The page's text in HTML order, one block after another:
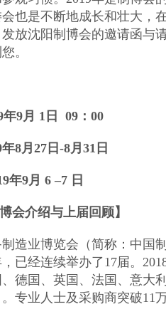
也是不断地成长和壮大，
放沈阳制博会的邀请函与
。
年9月 1日 09：00
年8月27日-8月31日
年9月 6 –7 日 展馆
会介绍与 上届回顾】
造业博览会（简称：中国
已经连续举办了17届。
德国、英国、法国、意大
专业人士及采购商突破11